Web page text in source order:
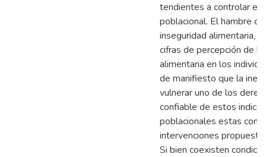
tendientes a controlar el
poblacional. El hambre
inseguridad alimentaria,
cifras de percepción de
alimentaria en los
de manifiesto que la
vulnerar uno de los
confiable de estos
poblacionales estas
intervenciones
Si bien coexisten